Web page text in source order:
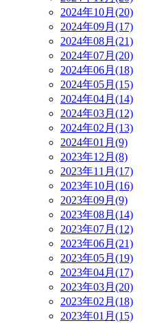
2024年10月(20)
2024年09月(17)
2024年08月(21)
2024年07月(20)
2024年06月(18)
2024年05月(15)
2024年04月(14)
2024年03月(12)
2024年02月(13)
2024年01月(9)
2023年12月(8)
2023年11月(17)
2023年10月(16)
2023年09月(9)
2023年08月(14)
2023年07月(12)
2023年06月(21)
2023年05月(19)
2023年04月(17)
2023年03月(20)
2023年02月(18)
2023年01月(15)